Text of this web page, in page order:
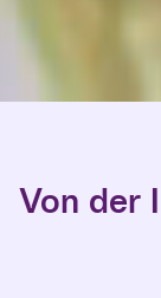
Von der